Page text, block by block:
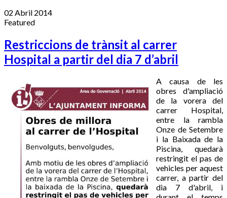
02 Abril 2014
Featured
Restriccions de trànsit al carrer
Hospital a partir del dia 7 d’abril
A causa de les
obres d'ampliació
de la vorera del
carrer Hospital,
entre la rambla
Onze de Setembre
i la Baixada de la
Piscina, quedarà
restringit el pas de
vehicles per aquest
carrer, a partir del
dia 7 d'abril, i